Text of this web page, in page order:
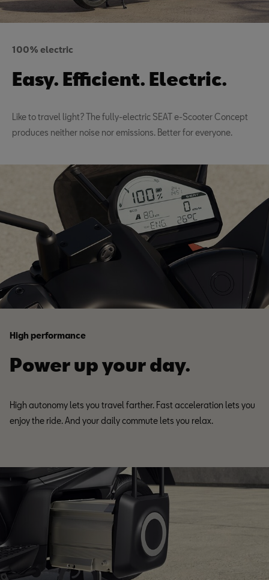
100% electric
Easy. Efficient. Electric.
Like to travel light? The fully-electric SEAT e-Scooter Concept
produces neither noise nor emissions. Better for everyone.
High performance
Power up your day.
High autonomy lets you travel farther. Fast acceleration lets you
enjoy the ride. And your daily commute lets you relax.